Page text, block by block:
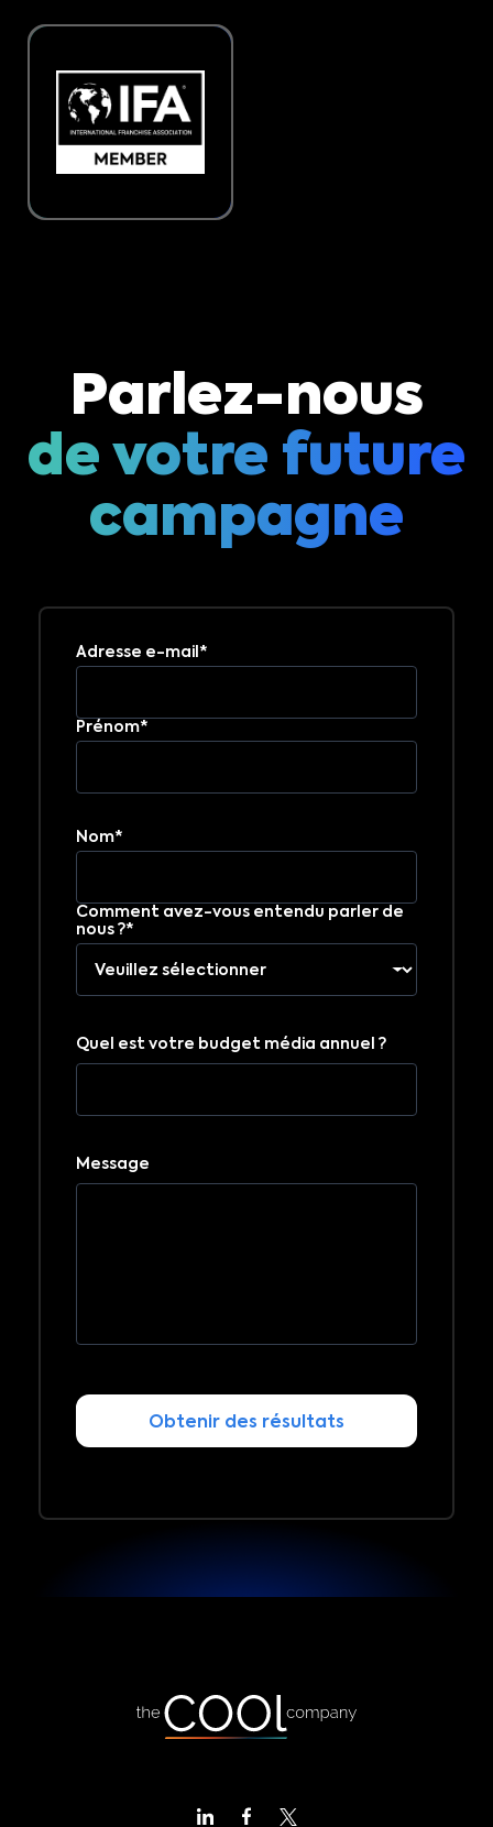
Parlez-nous
de votre future
campagne
Adresse e-mail*
Prénom*
Nom*
Comment avez-vous entendu parler de
nous ?*
Quel est votre budget média annuel ?
Message